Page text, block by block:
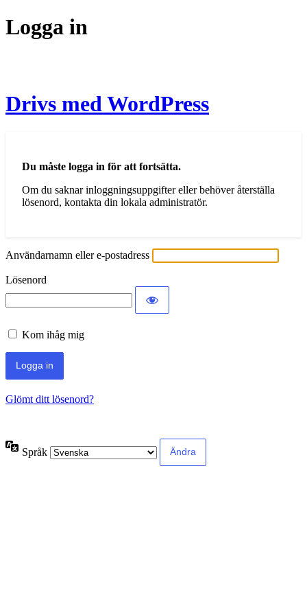
Logga in
Drivs med WordPress
Du måste logga in för att fortsätta.
Om du saknar inloggningsuppgifter eller behöver återställa
lösenord, kontakta din lokala administratör.
Användarnamn eller e-postadress
Lösenord
Kom ihåg mig
Glömt ditt lösenord?
Språk